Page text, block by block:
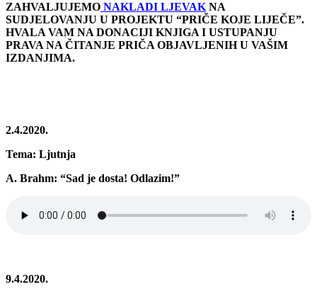
ZAHVALJUJEMO NAKLADI LJEVAK NA
SUDJELOVANJU U PROJEKTU “PRIČE KOJE LIJEČE”.
HVALA VAM NA DONACIJI KNJIGA I USTUPANJU
PRAVA NA ČITANJE PRIČA OBJAVLJENIH U VAŠIM
IZDANJIMA.
2.4.2020.
Tema: Ljutnja
A. Brahm: “Sad je dosta! Odlazim!”
9.4.2020.